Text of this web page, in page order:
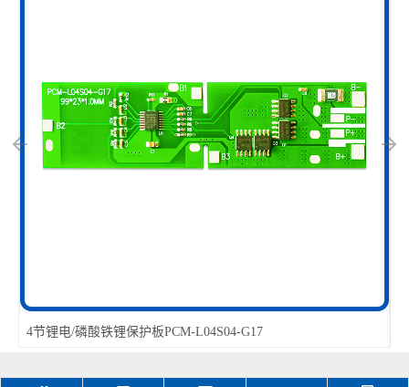
4节锂电/磷酸铁锂保护板PCM-L04S04-G17